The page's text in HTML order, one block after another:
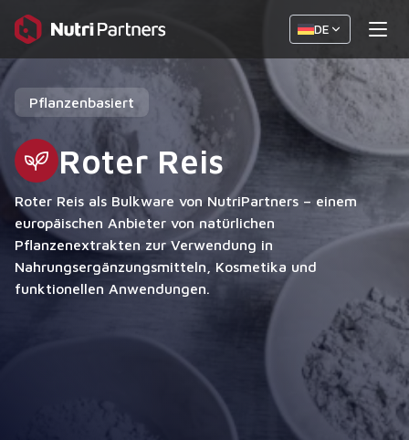
DE
Pflanzenbasiert
Roter Reis
Roter Reis als Bulkware von NutriPartners – einem
europäischen Anbieter von natürlichen
Pflanzenextrakten zur Verwendung in
Nahrungsergänzungsmitteln, Kosmetika und
funktionellen Anwendungen.